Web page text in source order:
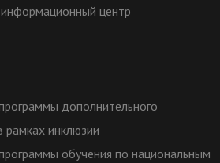
центр
дополнительного
рамках инклюзии
обучения по национальным